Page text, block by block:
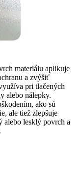
materiálu aplikuje
a zvýšiť
pri tlačených
alebo nálepky.
ako sú
ale tiež zlepšuje
alebo lesklý povrch a